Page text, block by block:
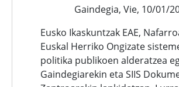
Gaindegia, Vie, 10/01/
Eusko Ikaskuntzak EAE,
Euskal Herriko Ongizate
politika publikoen alderatzea
Gaindegiarekin eta SIIS